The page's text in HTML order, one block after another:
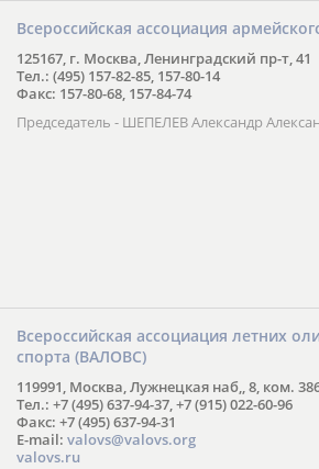
Всероссийская ассоциация
125167, г. Москва, Ленинградский пр-т, 41
Тел.: (495) 157-82-85, 157-80-14
Факс: 157-80-68, 157-84-74
Председатель - ШЕПЕЛЕВ Александр
Всероссийская ассоциация летних
спорта (ВАЛОВС)
119991, Москва, Лужнецкая наб,, 8, ком.
Тел.: +7 (495) 637-94-37, +7 (915) 022-60-96
Факс: +7 (495) 637-94-31
E-mail: valovs@valovs.org
valovs.ru